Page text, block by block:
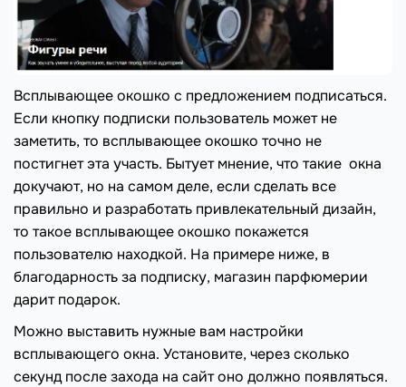
Всплывающее окошко с предложением подписаться.
Если кнопку подписки пользователь может не
заметить, то всплывающее окошко точно не
постигнет эта участь. Бытует мнение, что такие окна
докучают, но на самом деле, если сделать все
правильно и разработать привлекательный дизайн,
то такое всплывающее окошко покажется
пользователю находкой. На примере ниже, в
благодарность за подписку, магазин парфюмерии
дарит подарок.
Можно выставить нужные вам настройки
всплывающего окна. Установите, через сколько
секунд после захода на сайт оно должно появляться.